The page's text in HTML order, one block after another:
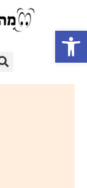
פתח סרגל נגישות